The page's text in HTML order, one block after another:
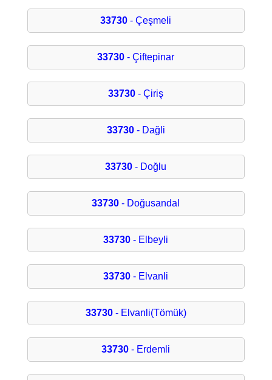
33730 - Çeşmeli
33730 - Çiftepinar
33730 - Çiriş
33730- Dağli
33730 - Doğlu
33730 - Doğusandal
33730 - Elbeyli
33730 - Elvanli
33730- Elvanli(Tömük)
33730 - Erdemli